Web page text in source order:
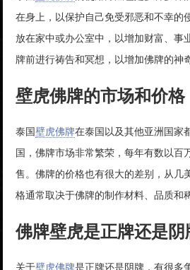
在身上，以保护自己免受邪恶和不幸的
放在家中或办公室中，以增加财富、事
牌前进行祷告和冥想，以增加佛牌的神
壁虎佛牌的市场和价格
泰国壁虎佛牌在泰国以及其他亚洲国家
国，佛牌市场非常繁荣，每年有数以百
售。佛牌的价格也有很大的差别，从几
格通常取决于佛牌的制作材料、品质和
佛牌壁虎是正牌还是阴
关于壁虎佛牌是正牌还是阴牌，有很多